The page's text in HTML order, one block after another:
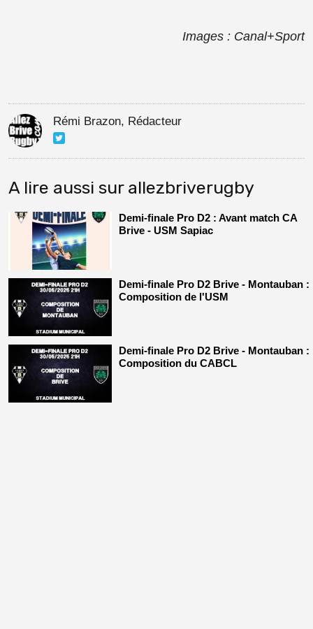
Images : Canal+Sport
Rémi Brazon, Rédacteur
A lire aussi sur allezbriverugby
Demi-finale Pro D2 : Avant match CA
Brive - USM Sapiac
Demi-finale Pro D2 Brive - Montauban :
Composition de l'USM
Demi-finale Pro D2 Brive - Montauban :
Composition du CABCL